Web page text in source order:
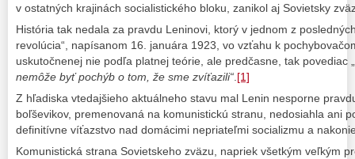
v ostatných krajinách socialistického bloku, zanikol aj Sovietsky
História tak nedala za pravdu Leninovi, ktorý v jednom z
revolúcia“, napísanom 16. januára 1923, vo vzťahu k
uskutočnenej nie podľa platnej teórie, ale predčasne, tak povediac
nemôže byť pochýb o tom, že sme zvíťazili“ [1]
Z hľadiska vtedajšieho aktuálneho stavu mal Lenin nesporne
boľševikov, premenovaná na komunistickú stranu, nedosiahla ani
definitívne víťazstvo nad domácimi nepriateľmi socializmu a
Komunistická strana Sovietskeho zväzu, napriek všetkým veľkým